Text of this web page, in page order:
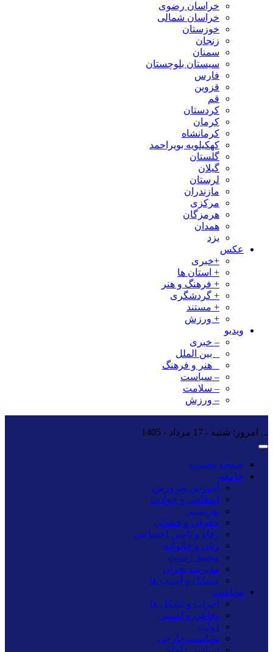
خراسان رضوی
خراسان شمالی
خوزستان
زنجان
سمنان
سیستان بلوچستان
فارس
قزوین
قم
کردستان
کرمان
کرمانشاه
کهکیلویه بویراحمد
گلستان
گیلان
لرستان
مازندران
مرکزی
هرمزگان
همدان
یزد
عکس
+خبری
+ استان ها
+ فرهنگ و هنر
+ گردشگری
+ مستند
+ ورزش
ویدیو
– خبری
_ بین الملل
_ هنر و فرهنگ
– سیاست
– سلامت
– ورزش
... امروز: شنبه - 17 مرداد - 1405
صفحه نخست
جامعه
آموزش وپرورش
انتظامی و حوادث
بهزیستی
حقوقی و قضائی
رفاه و تأمین اجتماعی
زنان و خانواده
محیط زیست
مدیریت بحران
مسائل و آسیب ها
سیاست
احزاب و تشکل ها
دفاعی و امنیتی
دولت
سیاست خارجی
سیاسی داخلی